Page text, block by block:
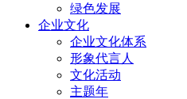
绿色发展
企业文化
企业文化体系
形象代言人
文化活动
主题年